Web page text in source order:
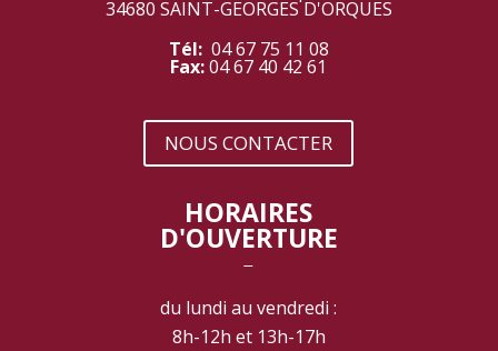
34680 SAINT-GEORGES D'ORQUES
Tél: 04 67 75 11 08
Fax:04 67 40 42 61
NOUS CONTACTER
HORAIRES
D'OUVERTURE
‾
du lundi au vendredi :
8h-12h et 13h-17h